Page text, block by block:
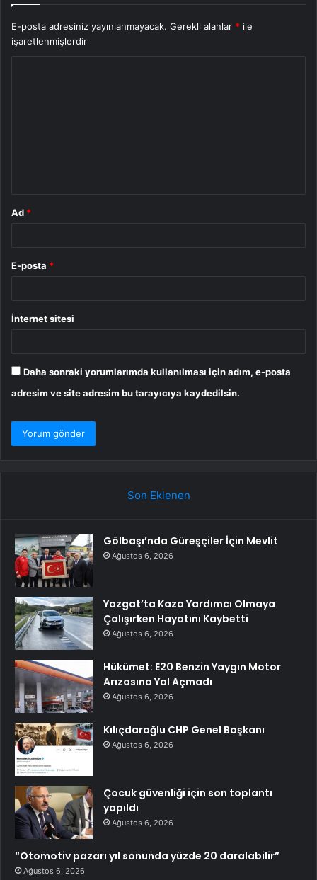
E-posta adresiniz yayınlanmayacak. Gerekli alanlar * ile
işaretlenmişlerdir
Ad *
E-posta *
İnternet sitesi
Daha sonraki yorumlarımda kullanılması için adım, e-posta
adresim ve site adresim bu tarayıcıya kaydedilsin.
Son Eklenen
Gölbaşı’nda Güreşçiler İçin Mevlit
Ağustos 6, 2026
Yozgat’ta Kaza Yardımcı Olmaya
Çalışırken Hayatını Kaybetti
Ağustos 6, 2026
Hükümet: E20 Benzin Yaygın Motor
Arızasına Yol Açmadı
Ağustos 6, 2026
Kılıçdaroğlu CHP Genel Başkanı
Ağustos 6, 2026
Çocuk güvenliği için son toplantı
yapıldı
Ağustos 6, 2026
“Otomotiv pazarı yıl sonunda yüzde 20 daralabilir”
Ağustos 6, 2026